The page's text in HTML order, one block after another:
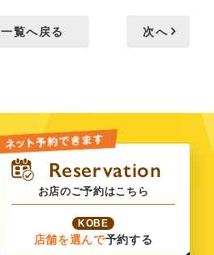
一覧へ戻る 次へ
お店のご予約はこちら
KOBE
店舗を選んで予約する